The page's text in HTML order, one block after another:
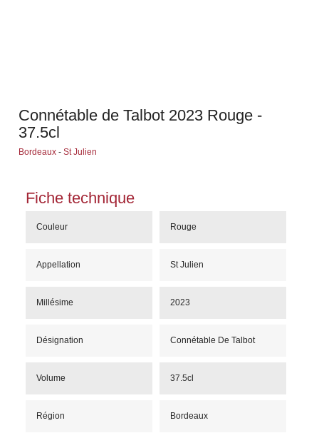
Connétable de Talbot 2023 Rouge -
37.5cl
Bordeaux -St Julien
Fiche technique
Couleur Rouge
Appellation St Julien
Millésime 2023
Désignation Connétable De Talbot
Volume 37.5cl
Région Bordeaux